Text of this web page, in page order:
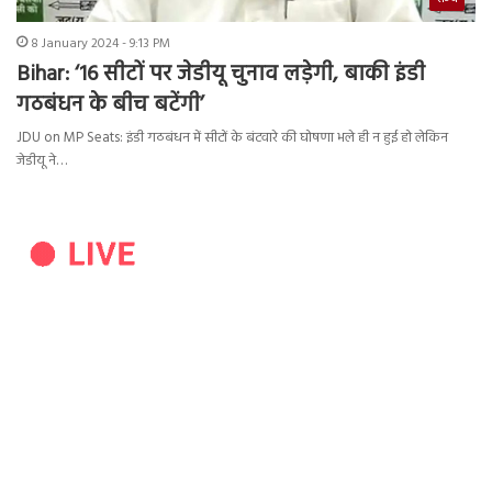
8 January 2024 - 9:13 PM
Bihar: ‘16 सीटों पर जेडीयू चुनाव लड़ेगी, बाकी इंडी
गठबंधन के बीच बटेंगी’
JDU on MP Seats: इंडी गठबंधन में सीटों के बंटवारे की घोषणा भले ही न हुई हो लेकिन
जेडीयू ने…